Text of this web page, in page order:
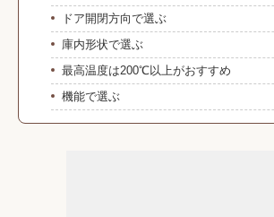
ドア開閉方向で選ぶ
庫内形状で選ぶ
最高温度は200℃以上がおすすめ
機能で選ぶ
お手入れのしやすさで選ぶならフラッ